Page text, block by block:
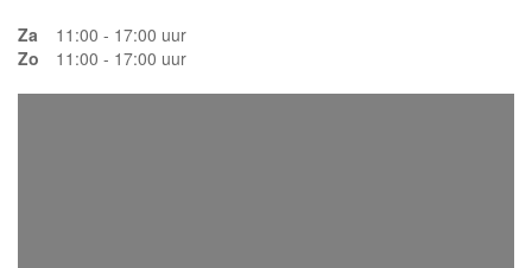
Za
11:00 - 17:00 uur
Zo
11:00 - 17:00 uur